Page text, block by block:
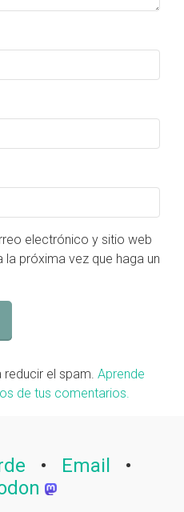
electrónico y sitio web
próxima vez que haga un
reducir el spam. Aprende
de tus comentarios.
• Email
•